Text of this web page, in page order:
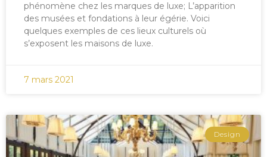
phénomène chez les marques de luxe; L’apparition
des musées et fondations à leur égérie. Voici
quelques exemples de ces lieux culturels où
s’exposent les maisons de luxe.
7 mars 2021
Design